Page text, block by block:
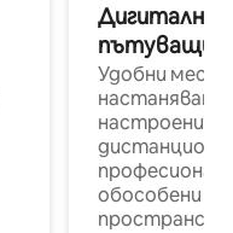
Дигитални
пътуващи
Удобни
настаняване
настроени и
обособени